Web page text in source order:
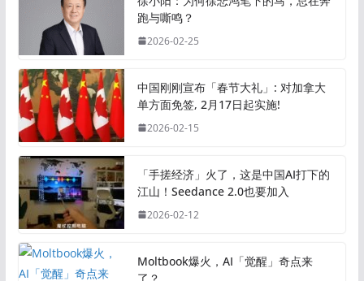
跑与嘶鸣？
2026-02-25
中国刚刚宣布「春节大礼」: 对加拿大
单方面免签, 2月17日起实施!
2026-02-15
「手搓经济」火了，这是中国AI打下的
江山！Seedance 2.0也要加入
2026-02-12
Moltbook爆火，AI「觉醒」奇点来